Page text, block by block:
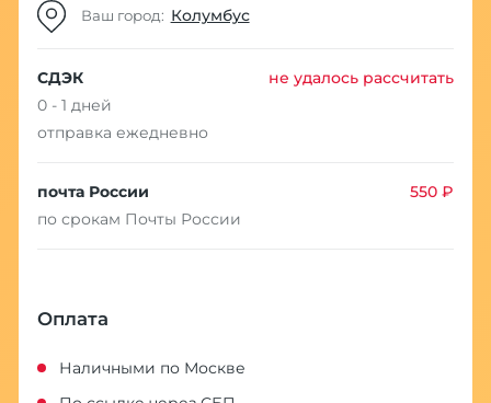
Ваш город: Колумбус
СДЭК
не удалось рассчитать
0 - 1 дней
отправка ежедневно
почта России
550 ₽
по срокам Почты России
Оплата
Наличными по Москве